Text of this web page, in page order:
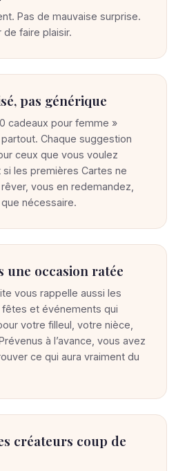
Pas de mauvaise surprise.
faire plaisir.
pas générique
cadeaux pour femme »
Chaque suggestion
ceux que vous voulez
si les premières Cartes ne
vous en redemandez,
nécessaire.
une occasion ratée
vous rappelle aussi les
fêtes et événements qui
votre filleul, votre nièce,
à l’avance, vous avez
ce qui aura vraiment du
créateurs coup de